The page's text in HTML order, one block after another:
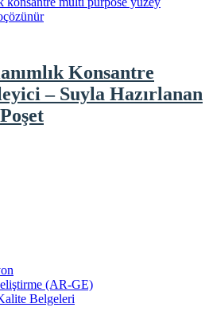
Konsantre
– Suyla Hazırlanan
(AR-GE)
Belgeleri